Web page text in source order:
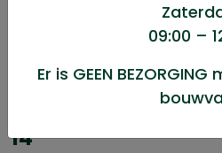
Ijzerwaren/
Handvat voor betonpoer M16
Handvat voor
14
09:00 –
Er is GEEN